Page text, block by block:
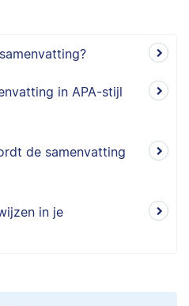
in APA-stijl
de samenvatting
in je